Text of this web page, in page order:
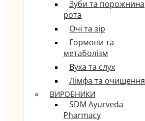
Зуби та порожнина
рота
Очі та зір
Гормони та
метаболізм
Вуха та слух
Лімфа та очищення
ВИРОБНИКИ
SDM Ayurveda
Pharmacy